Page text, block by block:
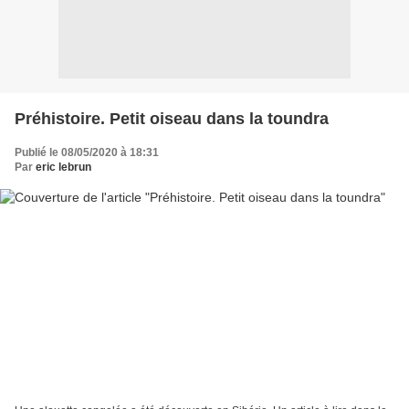
Préhistoire. Petit oiseau dans la toundra
Publié le 08/05/2020 à 18:31
Par eric lebrun